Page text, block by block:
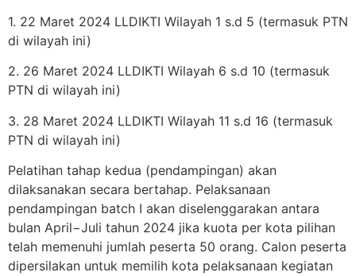
1. 22 Maret 2024 LLDIKTI Wilayah 1 s.d 5 (termasuk PTN
di wilayah ini)
2. 26 Maret 2024 LLDIKTI Wilayah 6 s.d 10 (termasuk
PTN di wilayah ini)
3. 28 Maret 2024 LLDIKTI Wilayah 11 s.d 16 (termasuk
PTN di wilayah ini)
Pelatihan tahap kedua (pendampingan) akan
dilaksanakan secara bertahap. Pelaksanaan
pendampingan batch I akan diselenggarakan antara
bulan April−Juli tahun 2024 jika kuota per kota pilihan
telah memenuhi jumlah peserta 50 orang. Calon peserta
dipersilakan untuk memilih kota pelaksanaan kegiatan